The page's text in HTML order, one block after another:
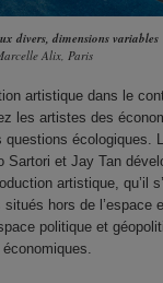
divers, dimensions variables
Alix, Paris
artistique dans le
les artistes des
écologiques.
Sartori et Jay Tan
artistique, qu’il
hors de l’espace
politique et